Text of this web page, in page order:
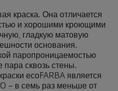
краска. Она отличается
и хорошими кроющими
гладкую матовую
основания.
паропроницаемостью
пара сквозь стены.
есоFARBA является
– в семь раз меньше от